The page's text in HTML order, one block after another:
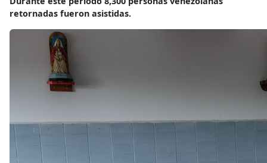
retornadas fueron asistidas.